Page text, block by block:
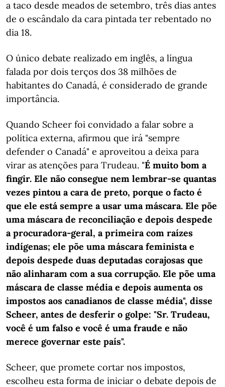
a taco desde meados de setembro, três dias antes
de o escândalo da cara pintada ter rebentado no
dia 18.
O único debate realizado em inglês, a língua
falada por dois terços dos 38 milhões de
habitantes do Canadá, é considerado de grande
importância.
Quando Scheer foi convidado a falar sobre a
política externa, afirmou que irá "sempre
defender o Canadá" e aproveitou a deixa para
virar as atenções para Trudeau. "É muito bom a
fingir. Ele não consegue nem lembrar-se quantas
vezes pintou a cara de preto, porque o facto é
que ele está sempre a usar uma máscara. Ele põe
uma máscara de reconciliação e depois despede
a procuradora-geral, a primeira com raízes
indígenas; ele põe uma máscara feminista e
depois despede duas deputadas corajosas que
não alinharam com a sua corrupção. Ele põe uma
máscara de classe média e depois aumenta os
impostos aos canadianos de classe média", disse
Scheer, antes de desferir o golpe: "Sr. Trudeau,
você é um falso e você é uma fraude e não
merece governar este país".
Scheer, que promete cortar nos impostos,
escolheu esta forma de iniciar o debate depois de